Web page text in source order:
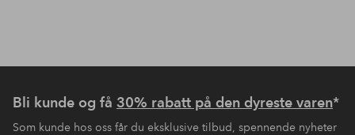
Bli kunde og få 30% rabatt på den dyreste varen*
Som kunde hos oss får du eksklusive tilbud, spennende nyheter